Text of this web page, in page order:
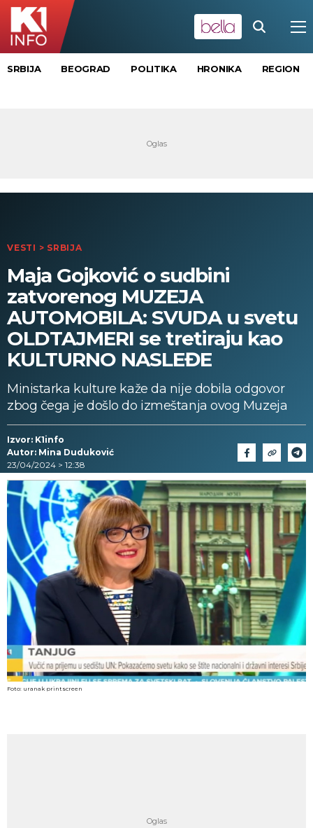
SRBIJA BEOGRAD POLITIKA HRONIKA REGION
VESTI > SRBIJA
Maja Gojković o sudbini
zatvorenog MUZEJA
AUTOMOBILA: SVUDA u svetu
OLDTAJMERI se tretiraju kao
KULTURNO NASLEĐE
Ministarka kulture kaže da nije dobila odgovor
zbog čega je došlo do izmeštanja ovog Muzeja
Izvor: K1info
Autor: Mina Duduković
23/04/2024 > 12:38
Foto: uranak printscreen